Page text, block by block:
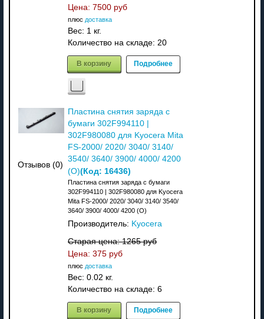
Цена: 7500 руб
плюс доставка
Вес: 1 кг.
Количество на складе: 20
В корзину Подробнее
Отзывов (0)
Пластина снятия заряда с
бумаги 302F994110 |
302F980080 для Kyocera Mita
FS-2000/ 2020/ 3040/ 3140/
3540/ 3640/ 3900/ 4000/ 4200
(О)(Код: 16436)
Пластина снятия заряда с бумаги
302F994110 | 302F980080 для Kyocera
Mita FS-2000/ 2020/ 3040/ 3140/ 3540/
3640/ 3900/ 4000/ 4200 (О)
Производитель: Kyocera
Старая цена:1265 руб
Цена: 375 руб
плюс доставка
Вес: 0.02 кг.
Количество на складе: 6
В корзину Подробнее